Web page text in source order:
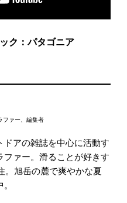
ク：パタゴニア
ファー、編集者
アの雑誌を中心に活動す
ファー。滑ることが好きす
。旭岳の麓で爽やかな夏